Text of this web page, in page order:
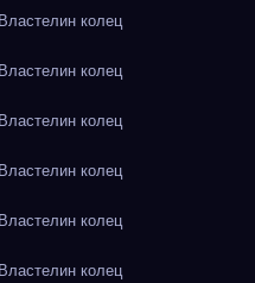
колец
колец
колец
колец
колец
колец